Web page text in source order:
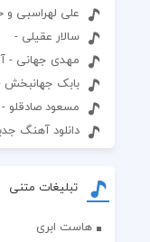
علی لهراسبی
سالار عقیلی -
مهدی جهانی -
بابک جهانبخش
مسعود صادقلو -
دانلود آهنگ
تبلیغات متنی
هاست ابری